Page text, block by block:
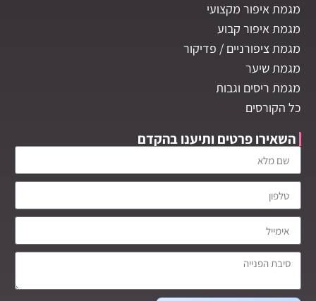
מגמת איפור מקצועי
מגמת איפור קבוע
מגמת ציפורניים / פדיקור
מגמת שיער
מגמת ריסים וגבות
כל הקורסים
השאירו פרטים ותיענו בהקדם